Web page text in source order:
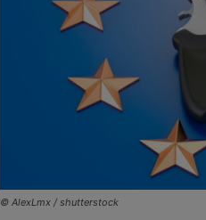
© AlexLmx / shutterstock